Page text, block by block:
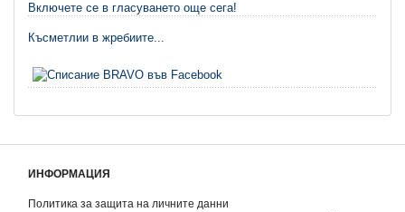
Включете се в гласуването още сега!
Късметлии в жребиите...
ИНФОРМАЦИЯ
Политика за защита на личните данни